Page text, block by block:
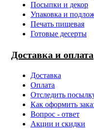
Посыпки и декор
Упаковка и
Печать пищевая
Готовые десерты
Доставка и оплата
Доставка
Оплата
Отследить
Как оформить
Вопрос - ответ
Акции и скидки